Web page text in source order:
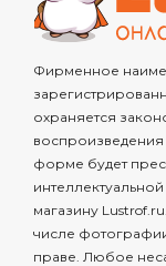
Фирменное
охраняется
форме будет
магазину
числе
праве. Любое